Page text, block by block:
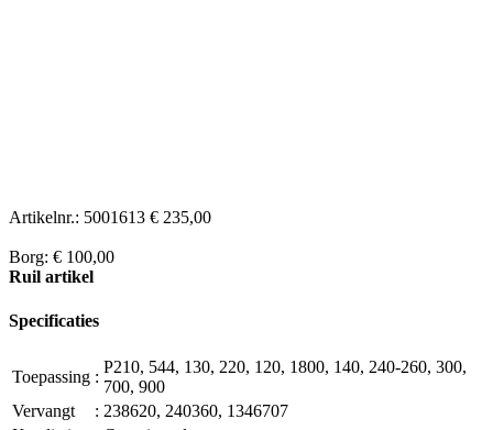
Artikelnr.: 5001613 € 235,00
Borg: € 100,00
Ruil artikel
Specificaties
Toepassing :
P210, 544, 130, 220, 120, 1800, 140, 240-260, 300,
700, 900
Vervangt
: 238620, 240360, 1346707